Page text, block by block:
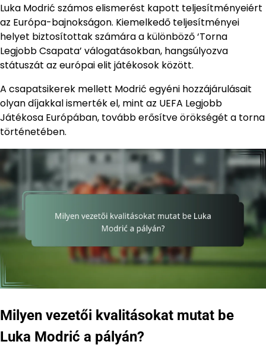
Luka Modrić számos elismerést kapott teljesítményeiért
az Európa-bajnokságon. Kiemelkedő teljesítményei
helyet biztosítottak számára a különböző ‘Torna
Legjobb Csapata’ válogatásokban, hangsúlyozva
státuszát az európai elit játékosok között.
A csapatsikerek mellett Modrić egyéni hozzájárulásait
olyan díjakkal ismerték el, mint az UEFA Legjobb
Játékosa Európában, tovább erősítve örökségét a torna
történetében.
Milyen vezetői kvalitásokat mutat be
Luka Modrić a pályán?